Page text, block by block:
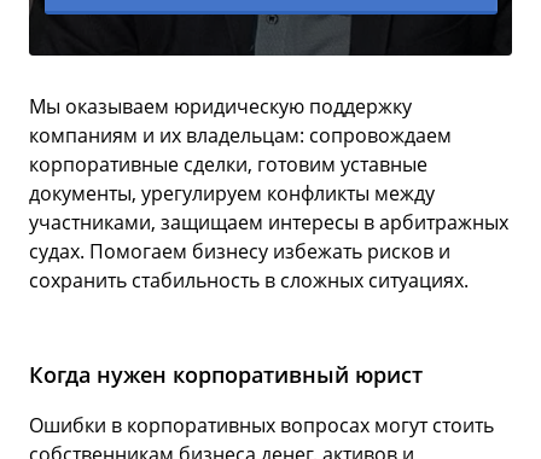
Мы оказываем юридическую поддержку
компаниям и их владельцам: сопровождаем
корпоративные сделки, готовим уставные
документы, урегулируем конфликты между
участниками, защищаем интересы в арбитражных
судах. Помогаем бизнесу избежать рисков и
сохранить стабильность в сложных ситуациях.
Когда нужен корпоративный юрист
Ошибки в корпоративных вопросах могут стоить